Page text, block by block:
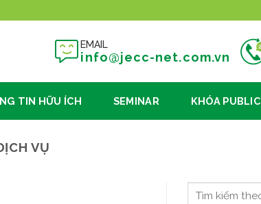
EMAIL
info@jecc-net.com.vn
TIN HỮU ÍCH SEMINAR KHÓA PUBLIC
VỤ